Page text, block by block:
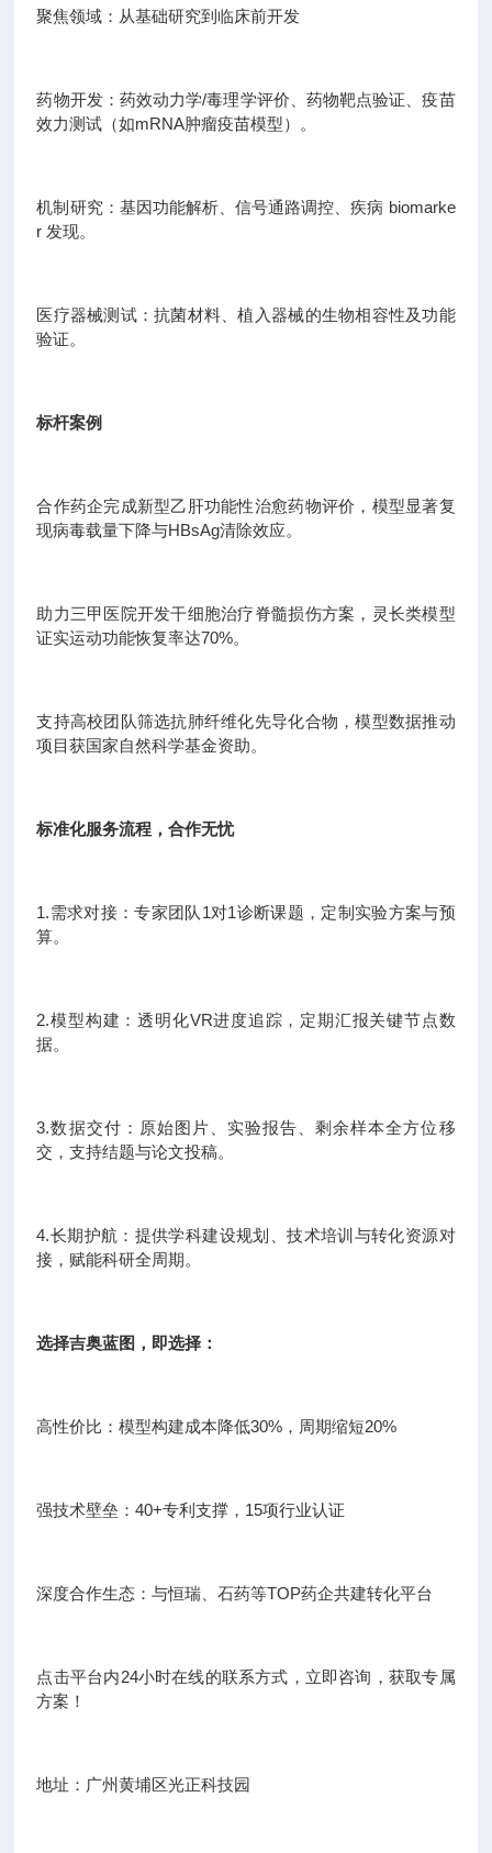
聚焦领域：从基础研究到临床前开发
药物开发：药效动力学/毒理学评价、药物靶点验证、疫苗
效力测试（如mRNA肿瘤疫苗模型）。
机制研究：基因功能解析、信号通路调控、疾病 biomarke
r 发现。
医疗器械测试：抗菌材料、植入器械的生物相容性及功能
验证。
标杆案例
合作药企完成新型乙肝功能性治愈药物评价，模型显著复
现病毒载量下降与HBsAg清除效应。
助力三甲医院开发干细胞治疗脊髓损伤方案，灵长类模型
证实运动功能恢复率达70%。
支持高校团队筛选抗肺纤维化先导化合物，模型数据推动
项目获国家自然科学基金资助。
标准化服务流程，合作无忧
1.需求对接：专家团队1对1诊断课题，定制实验方案与预
算。
2.模型构建：透明化VR进度追踪，定期汇报关键节点数
据。
3.数据交付：原始图片、实验报告、剩余样本全方位移
交，支持结题与论文投稿。
4.长期护航：提供学科建设规划、技术培训与转化资源对
接，赋能科研全周期。
选择吉奥蓝图，即选择：
高性价比：模型构建成本降低30%，周期缩短20%
强技术壁垒：40+专利支撑，15项行业认证
深度合作生态：与恒瑞、石药等TOP药企共建转化平台
点击平台内24小时在线的联系方式，立即咨询，获取专属
方案！
地址：广州黄埔区光正科技园